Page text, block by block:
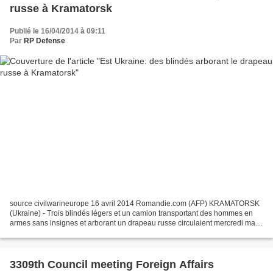
russe à Kramatorsk
Publié le 16/04/2014 à 09:11
Par RP Defense
source civilwarineurope 16 avril 2014 Romandie.com (AFP) KRAMATORSK
(Ukraine) - Trois blindés légers et un camion transportant des hommes en
armes sans insignes et arborant un drapeau russe circulaient mercredi matin
3309th Council meeting Foreign Affairs